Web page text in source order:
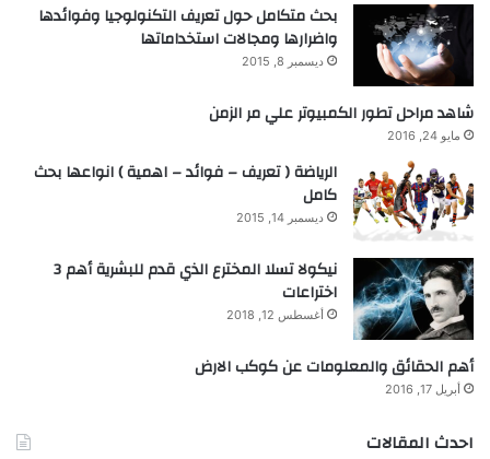
بحث متكامل حول تعريف التكنولوجيا وفوائدها
واضرارها ومجالات استخداماتها
ديسمبر 8, 2015
شاهد مراحل تطور الكمبيوتر علي مر الزمن
مايو 24, 2016
الرياضة ( تعريف – فوائد – اهمية ) انواعها بحث
كامل
ديسمبر 14, 2015
نيكولا تسلا المخترع الذي قدم للبشرية أهم 3
اختراعات
أغسطس 12, 2018
أهم الحقائق والمعلومات عن كوكب الارض
أبريل 17, 2016
احدث المقالات